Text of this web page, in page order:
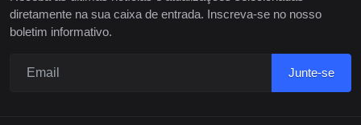
diretamente na sua caixa de entrada. Inscreva-se no nosso
boletim informativo.
Junte-se